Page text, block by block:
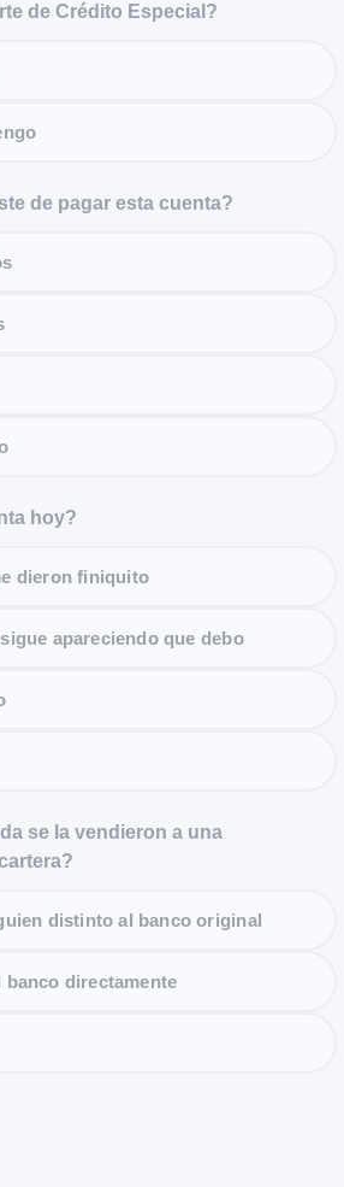
de Crédito Especial?
de pagar esta cuenta?
hoy?
dieron finiquito
apareciendo que debo
se la vendieron a una
distinto al banco original
banco directamente